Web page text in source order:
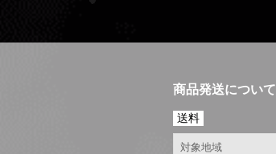
商品発送について
送料
対象地域